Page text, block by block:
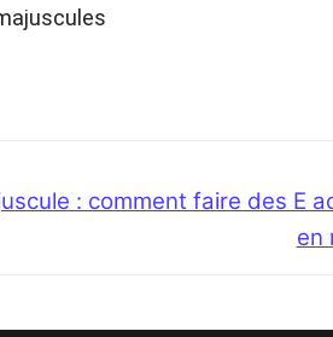
: comment faire des E
en